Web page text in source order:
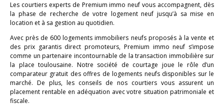
Les courtiers experts de Premium immo neuf vous accompagnent, dès
la phase de recherche de votre logement neuf jusqu’à sa mise en
location et à sa gestion au quotidien.
Avec près de 600 logements immobiliers neufs proposés à la vente et
des prix garantis direct promoteurs, Premium immo neuf s’impose
comme un partenaire incontournable de la transaction immobilière sur
la place toulousaine. Notre société de courtage joue le rôle d’un
comparateur gratuit des offres de logements neufs disponibles sur le
marché. De plus, les conseils de nos courtiers vous assurent un
placement rentable en adéquation avec votre situation patrimoniale et
fiscale.